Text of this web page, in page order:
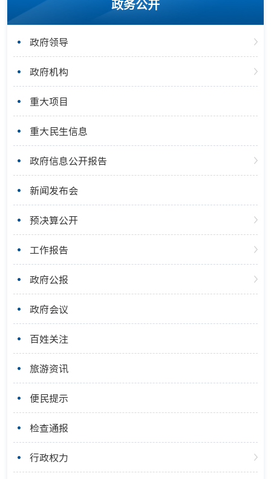
政务公开
政府领导
政府机构
重大项目
重大民生信息
政府信息公开报告
新闻发布会
预决算公开
工作报告
政府公报
政府会议
百姓关注
旅游资讯
便民提示
检查通报
行政权力